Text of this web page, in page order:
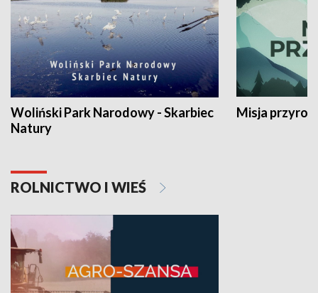
Woliński Park Narodowy - Skarbiec
Natury
Misja
ROLNICTWO I WIEŚ